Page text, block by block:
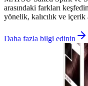
arasındaki farkları
yönelik, kalıcılık ve içerik
Daha fazla bilgi edinin